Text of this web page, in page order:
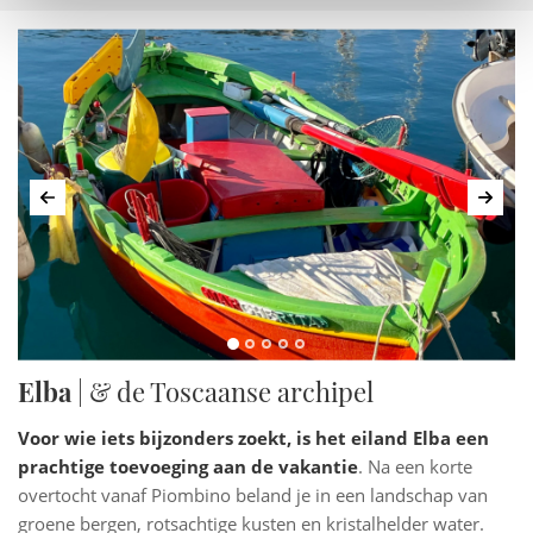
Vorige
Elba | & de Toscaanse archipel
Voor wie iets bijzonders zoekt, is het eiland Elba een
prachtige toevoeging aan de vakantie. Na een korte
overtocht vanaf Piombino beland je in een landschap van
groene bergen, rotsachtige kusten en kristalhelder water.